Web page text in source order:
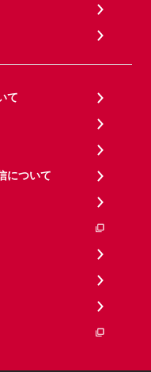
て
について